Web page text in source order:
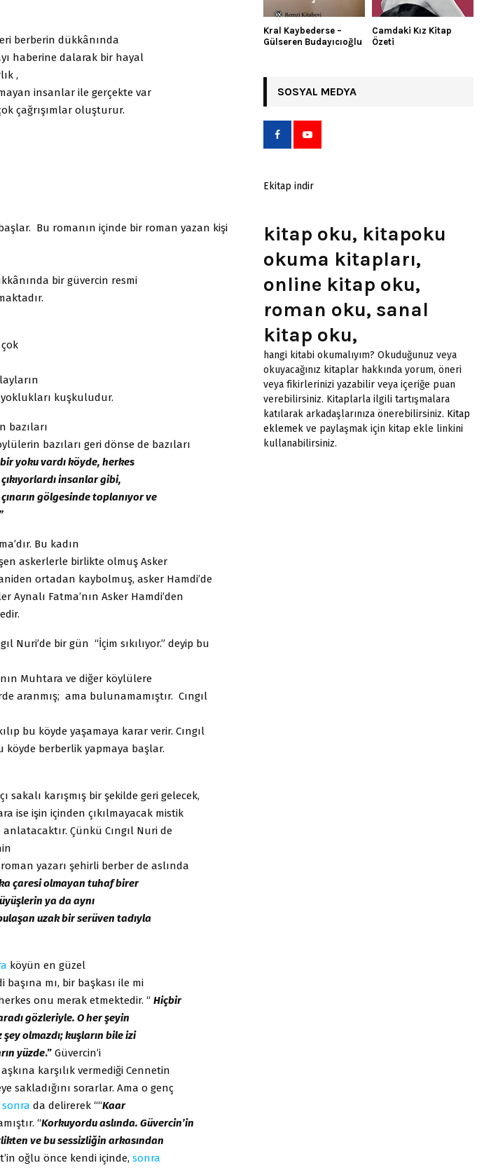
berberin dükkânında
haberine dalarak bir hayal
,
insanlar ile gerçekte var
çağrışımlar oluşturur.
Bu romanın içinde bir roman yazan kişi
bir güvercin resmi
kuşkuludur.
bazıları
bazıları geri dönse de bazıları
yoku vardı köyde, herkes
insanlar gibi,
gölgesinde toplanıyor ve
Bu kadın
askerlerle birlikte olmuş Asker
ortadan kaybolmuş, asker Hamdi’de
Fatma’nın Asker Hamdi’den
Nuri’de bir gün “İçim sıkılıyor.” deyip bu
Muhtara ve diğer köylülere
aranmış; ama bulunamamıştır. Cıngıl
bu köyde yaşamaya karar verir. Cıngıl
köyde berberlik yapmaya başlar.
sakalı karışmış bir şekilde geri gelecek,
ise işin içinden çıkılmayacak mistik
Çünkü Cıngıl Nuri de
yazarı şehirli berber de aslında
çaresi olmayan tuhaf birer
ya da aynı
uzak bir serüven tadıyla
köyün en güzel
başına mı, bir başkası ile mi
onu merak etmektedir. “ Hiçbir
gözleriyle. O her şeyin
olmazdı; kuşların bile izi
yüzde.” Güvercin’i
karşılık vermediği Cennetin
sakladığını sorarlar. Ama o genç
sonra da delirerek ““Kaar
“Korkuyordu aslında. Güvercin’in
ve bu sessizliğin arkasından
oğlu önce kendi içinde, sonra
Kral Kaybederse –
Gülseren Budayıcıoğlu
Camdaki Kız Kitap
Özeti
SOSYAL MEDYA
Ekitap indir
kitap oku, kitapoku
okuma kitapları,
online kitap oku,
roman oku, sanal
kitap oku,
hangi kitabi okumalıyım? Okuduğunuz veya
okuyacağınız kitaplar hakkında yorum, öneri
veya fikirlerinizi yazabilir veya içeriğe puan
verebilirsiniz. Kitaplarla ilgili tartışmalara
katılarak arkadaşlarınıza önerebilirsiniz. Kitap
eklemek ve paylaşmak için kitap ekle linkini
kullanabilirsiniz.